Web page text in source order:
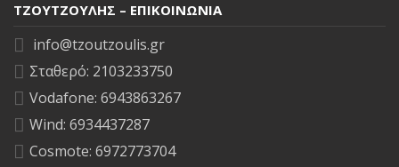
ΤΖΟΥΤΖΟΥΛΗΣ – ΕΠΙΚΟΙΝΩΝΙΑ
info@tzoutzoulis.gr
Σταθερό: 2103233750
Vodafone: 6943863267
Wind: 6934437287
Cosmote: 6972773704